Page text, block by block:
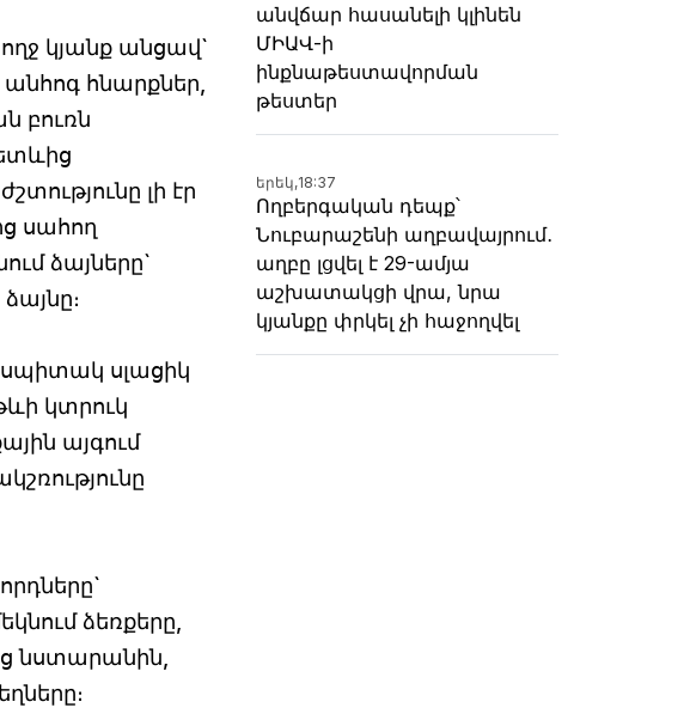
կյանք անցավ`
անհոգ հնարքներ,
բուռն
լի էր
սահող
ձայները`
սպիտակ սլացիկ
կտրուկ
այգում
ձեռքերը,
նստարանին,
անվճար հասանելի կլինեն
ՄԻԱՎ-ի
ինքնաթեստավորման
թեստեր
երեկ,18:37
Ողբերգական դեպք՝
Նուբարաշենի աղբավայրում․
աղբը լցվել է 29-ամյա
աշխատակցի վրա, նրա
կյանքը փրկել չի հաջողվել